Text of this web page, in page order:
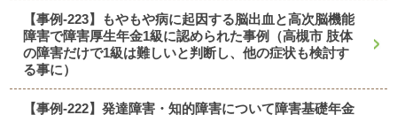
【事例-223】もやもや病に起因する脳出血と高次脳機能
障害で障害厚生年金1級に認められた事例（高槻市 肢体
の障害だけで1級は難しいと判断し、他の症状も検討す
る事に）
【事例-222】発達障害・知的障害について障害基礎年金